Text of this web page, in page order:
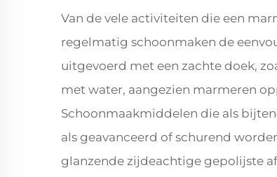
Van de vele activiteiten die een
regelmatig schoonmaken de
uitgevoerd met een zachte doek,
met water, aangezien marmeren
Schoonmaakmiddelen die als
als geavanceerd of schurend
glanzende zijdeachtige gepolijste